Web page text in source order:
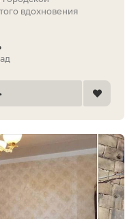
вдохновения